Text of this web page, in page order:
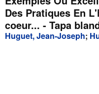
Búsqueda avanzada
Colecciones
Libros antiguos
Des Pratiques En
coeur... - Tapa
Huguet, Jean-Joseph;